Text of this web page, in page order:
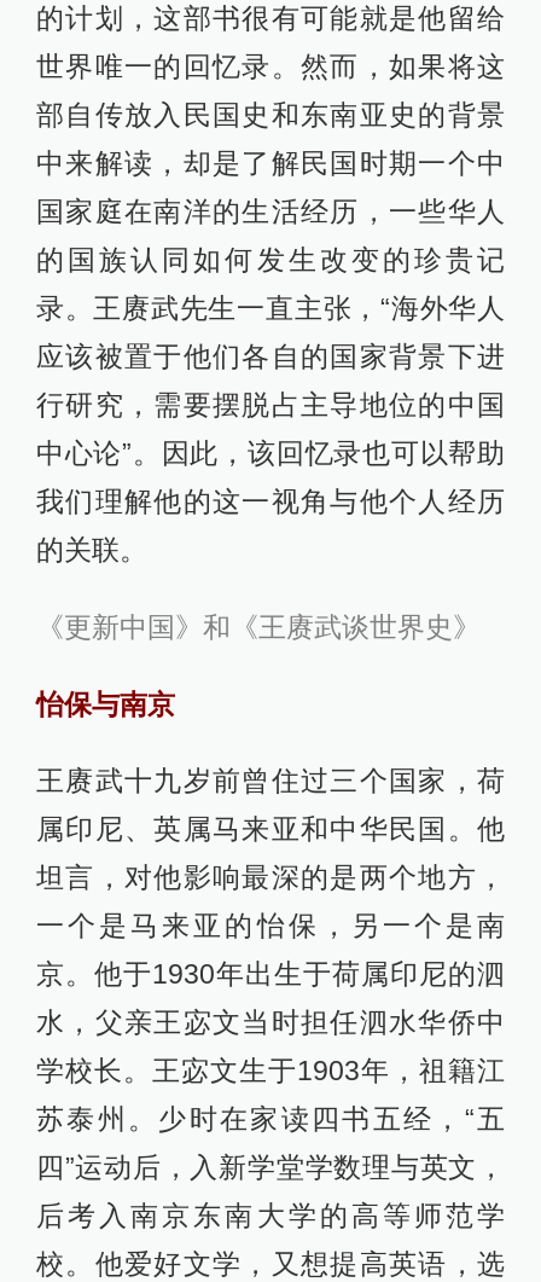
的计划，这部书很有可能就是他留给
世界唯一的回忆录。然而，如果将这
部自传放入民国史和东南亚史的背景
中来解读，却是了解民国时期一个中
国家庭在南洋的生活经历，一些华人
的国族认同如何发生改变的珍贵记
录。王赓武先生一直主张，“海外华人
应该被置于他们各自的国家背景下进
行研究，需要摆脱占主导地位的中国
中心论”。因此，该回忆录也可以帮助
我们理解他的这一视角与他个人经历
的关联。
《更新中国》和《王赓武谈世界史》
怡保与南京
王赓武十九岁前曾住过三个国家，荷
属印尼、英属马来亚和中华民国。他
坦言，对他影响最深的是两个地方，
一个是马来亚的怡保，另一个是南
京。他于1930年出生于荷属印尼的泗
水，父亲王宓文当时担任泗水华侨中
学校长。王宓文生于1903年，祖籍江
苏泰州。少时在家读四书五经，“五
四”运动后，入新学堂学数理与英文，
后考入南京东南大学的高等师范学
校。他爱好文学，又想提高英语，选